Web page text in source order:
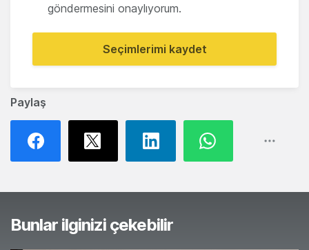
Paylaş
göndermesini onaylıyorum.
Seçimlerimi kaydet
Bunlar ilginizi çekebilir